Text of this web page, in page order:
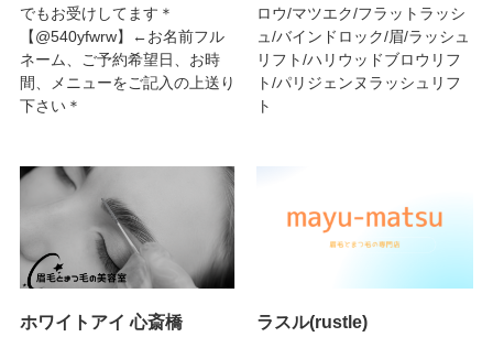
でもお受けしてます＊
【@540yfwrw】←お名前フル
ネーム、ご予約希望日、お時
間、メニューをご記入の上送り
下さい＊
ロウ/マツエク/フラットラッシ
ュ/バインドロック/眉/ラッシュ
リフト/ハリウッドブロウリフ
ト/パリジェンヌラッシュリフ
ト
ホワイトアイ 心斎橋
ラスル(rustle)